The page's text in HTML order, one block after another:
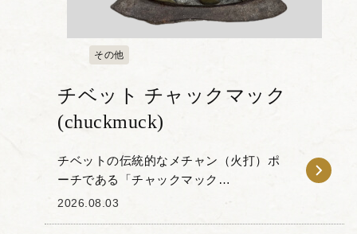
その他
チベット チャックマック
(chuckmuck)
チベットの伝統的なメチャン（火打）ポ
ーチである「チャックマック
(chuckmuck)」をお譲りいただきました。
2026.08.03